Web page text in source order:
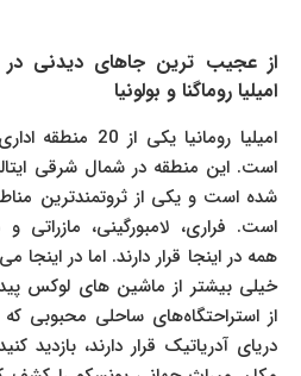
از عجیب ترین جاهای دیدنی در
امیلیا روماگنا و بولونیا
امیلیا رومانیا یکی از 20
است. این منطقه در شمال شرقی
شده است و یکی از ثروتمندترین
است. فراری، لامبورگینی، مازراتی و
همه در اینجا قرار دارند. اما در اینجا
خیلی بیشتر از ماشین های لوکس
از استراحتگاه‌های ساحلی محبوبی که
دریای آدریاتیک قرار دارند، بازدید